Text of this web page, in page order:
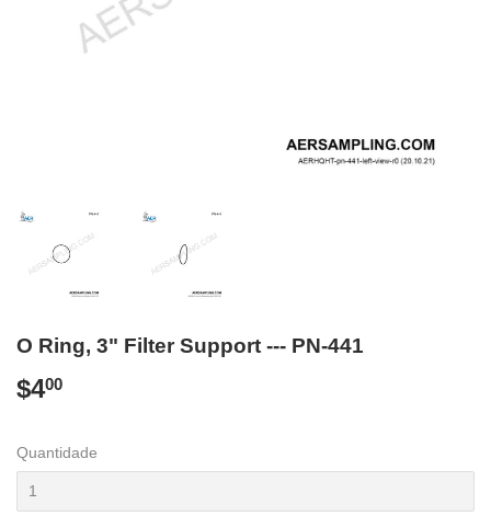
O Ring, 3" Filter Support --- PN-441
$400
Quantidade